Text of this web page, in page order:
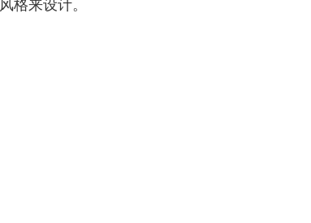
格来设计。